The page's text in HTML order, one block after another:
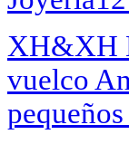
XH&XH
vuelco